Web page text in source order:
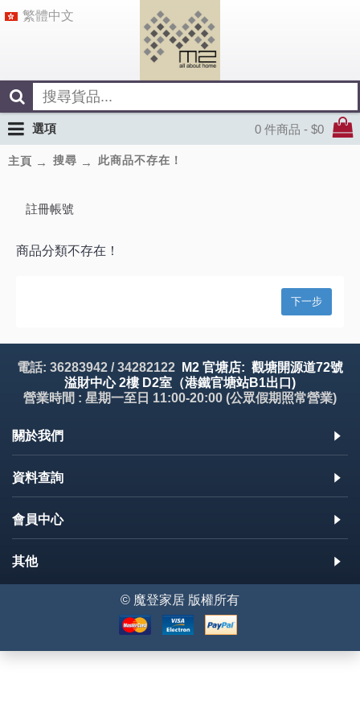
繁體中文
0 件商品 - $0
選項
主頁 搜尋 此商品不存在！
註冊帳號
商品分類不存在！
下一步
電話: 36283942 / 34282122
M2 官塘店: 觀塘開源道72號
溢財中心 2樓 D2室（港鐵官塘站B1出口)
營業時間 : 星期一至日 11:00-20:00 (公眾假期照常營業)
關於我們
資料查詢
會員中心
其他
© 魔登家居 版權所有